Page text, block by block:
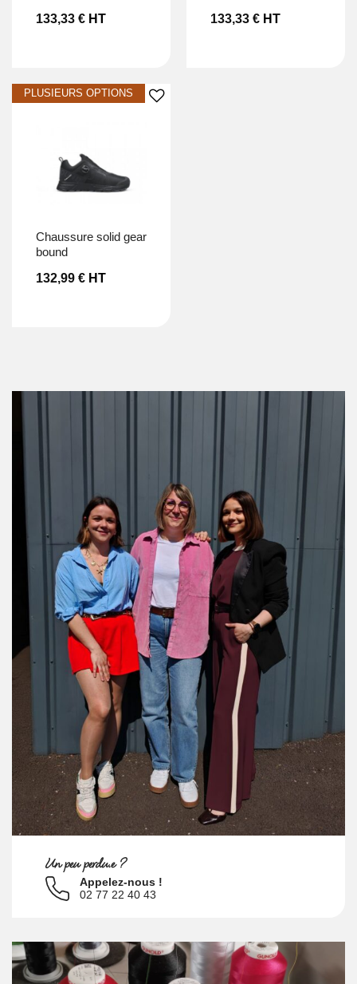
133,33 €HT
133,33 €HT
chaussure solid gear
bound
132,99 €HT
Un peu perdu.e ?
Appelez-nous !
02 77 22 40 43